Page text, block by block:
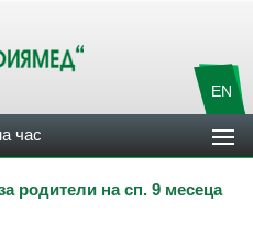
EN
час
родители на сп. 9 месеца